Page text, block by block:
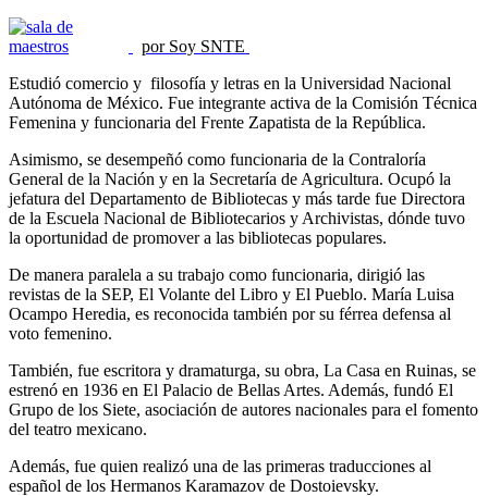
por Soy SNTE
Estudió comercio y filosofía y letras en la Universidad Nacional
Autónoma de México. Fue integrante activa de la Comisión Técnica
Femenina y funcionaria del Frente Zapatista de la República.
Asimismo, se desempeñó como funcionaria de la Contraloría
General de la Nación y en la Secretaría de Agricultura. Ocupó la
jefatura del Departamento de Bibliotecas y más tarde fue Directora
de la Escuela Nacional de Bibliotecarios y Archivistas, dónde tuvo
la oportunidad de promover a las bibliotecas populares.
De manera paralela a su trabajo como funcionaria, dirigió las
revistas de la SEP, El Volante del Libro y El Pueblo. María Luisa
Ocampo Heredia, es reconocida también por su férrea defensa al
voto femenino.
También, fue escritora y dramaturga, su obra, La Casa en Ruinas, se
estrenó en 1936 en El Palacio de Bellas Artes. Además, fundó El
Grupo de los Siete, asociación de autores nacionales para el fomento
del teatro mexicano.
Además, fue quien realizó una de las primeras traducciones al
español de los Hermanos Karamazov de Dostoievsky.